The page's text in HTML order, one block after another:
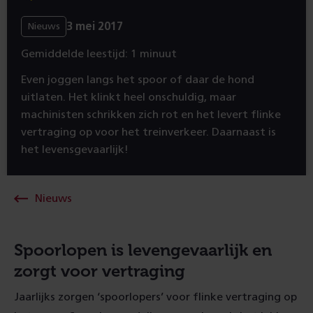
Nieuws 3 mei 2017
Gemiddelde leestijd: 1 minuut
Even joggen langs het spoor of daar de hond
uitlaten. Het klinkt heel onschuldig, maar
machinisten schrikken zich rot en het levert flinke
vertraging op voor het treinverkeer. Daarnaast is
het levensgevaarlijk!
Nieuws
Spoorlopen is levengevaarlijk en
zorgt voor vertraging
Jaarlijks zorgen ‘spoorlopers’ voor flinke vertraging op